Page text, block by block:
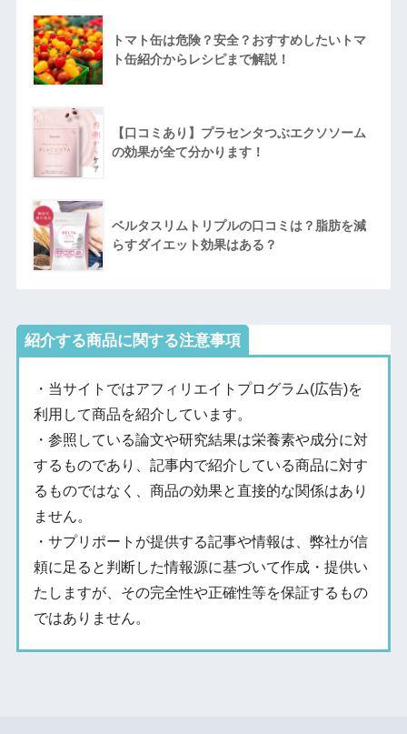
トマト缶は危険？安全？おすすめしたいトマ
ト缶紹介からレシピまで解説！
【口コミあり】プラセンタつぶエクソソーム
の効果が全て分かります！
ベルタスリムトリプルの口コミは？脂肪を減
らすダイエット効果はある？
紹介する商品に関する注意事項
・当サイトではアフィリエイトプログラム(広告)を
利用して商品を紹介しています。
・参照している論文や研究結果は栄養素や成分に対
するものであり、記事内で紹介している商品に対す
るものではなく、商品の効果と直接的な関係はあり
ません。
・サプリポートが提供する記事や情報は、弊社が信
頼に足ると判断した情報源に基づいて作成・提供い
たしますが、その完全性や正確性等を保証するもの
ではありません。